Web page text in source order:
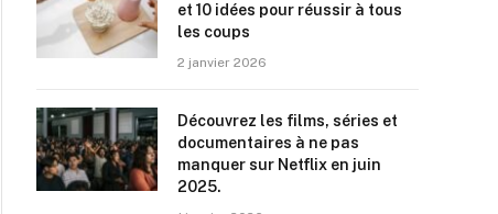
et 10 idées pour réussir à tous
les coups
2 janvier 2026
Découvrez les films, séries et
documentaires à ne pas
manquer sur Netflix en juin
2025.